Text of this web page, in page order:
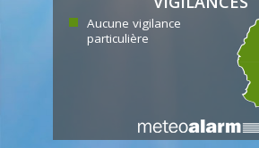
Aucune vigilance
particulière